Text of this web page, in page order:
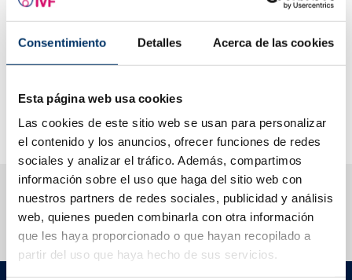
Consentimiento Detalles Acerca de las cookies
Esta página web usa cookies
Las cookies de este sitio web se usan para personalizar
el contenido y los anuncios, ofrecer funciones de redes
sociales y analizar el tráfico. Además, compartimos
información sobre el uso que haga del sitio web con
nuestros partners de redes sociales, publicidad y análisis
web, quienes pueden combinarla con otra información
que les haya proporcionado o que hayan recopilado a
partir del uso que haya hecho de sus servicios.
experimenten entre el
embarassades.No requereix tractament, ja que desapareix
per si sol.
Si elsagnat és abundant, durador i està acompanyat de dolor
de la salutper descartar possibles complicacions associades
a l’embaràs.
T’ajudem a resoldre els teus dubtes